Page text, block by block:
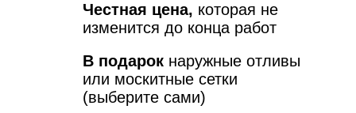
Честная цена, которая не
изменится до конца работ
В подарок наружные отливы
или москитные сетки
(выберите сами)